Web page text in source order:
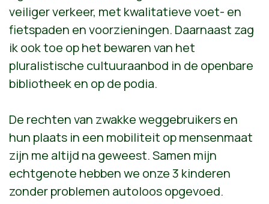
veiliger verkeer, met kwalitatieve voet- en
fietspaden en voorzieningen. Daarnaast zag
ik ook toe op het bewaren van het
pluralistische cultuuraanbod in de openbare
bibliotheek en op de podia.
De rechtenvan zwakke weggebruikers en
hun plaats in een mobiliteit op mensenmaat
zijn me altijd na geweest. Samen mijn
echtgenote hebben we onze 3 kinderen
zonder problemen autoloos opgevoed.